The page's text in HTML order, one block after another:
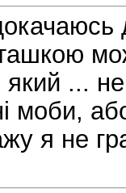
який ...
я не